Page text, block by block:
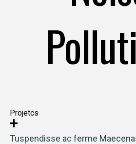
Projetcs
+
Tuspendisse ac ferme